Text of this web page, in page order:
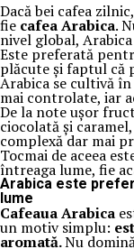
Dacă bei cafea
fie cafea Arabica.
nivel global,
Este preferată
plăcute și faptul că
Arabica se cultivă
mai controlate, iar
De la note ușor
ciocolată și
complexă dar mai
Tocmai de aceea
întreaga lume, fie
Arabica este
lume
Cafeaua Arabica
un motiv simplu:
aromată.Nu